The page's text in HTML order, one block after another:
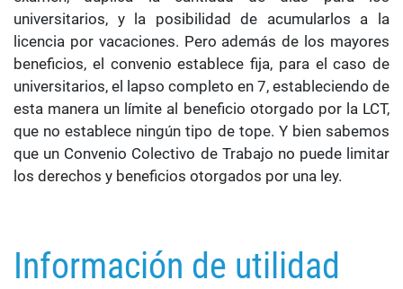
universitarios, y la posibilidad de acumularlos a la
licencia por vacaciones. Pero además de los mayores
beneficios, el convenio establece fija, para el caso de
universitarios, el lapso completo en 7, estableciendo de
esta manera un límite al beneficio otorgado por la LCT,
que no establece ningún tipo de tope. Y bien sabemos
que un Convenio Colectivo de Trabajo no puede limitar
los derechos y beneficios otorgados por una ley.
Información de utilidad